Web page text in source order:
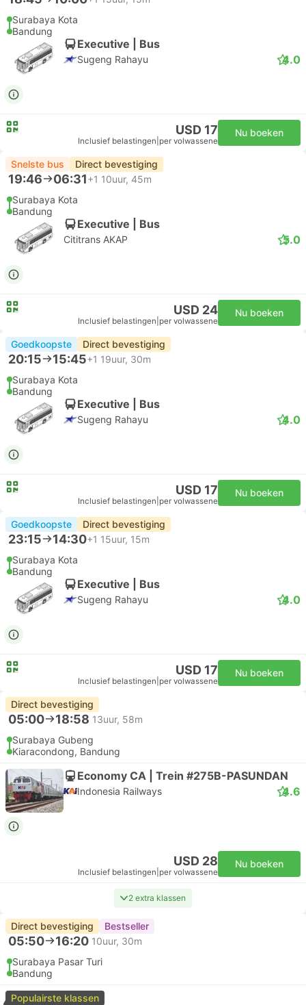
Surabaya Kota
Bandung
Executive | Bus
Sugeng Rahayu 4.0
USD 17
Inclusief belastingen per volwassene
Nu boeken
Snelste bus Direct bevestiging
19:46 06:31+1 10uur, 45m
Surabaya Kota
Bandung
Executive | Bus
Cititrans AKAP 5.0
USD 24
Inclusief belastingen per volwassene
Nu boeken
Goedkoopste Direct bevestiging
20:15 15:45+1 19uur, 30m
Surabaya Kota
Bandung
Executive | Bus
Sugeng Rahayu 4.0
USD 17
Inclusief belastingen per volwassene
Nu boeken
Goedkoopste Direct bevestiging
23:15 14:30+1 15uur, 15m
Surabaya Kota
Bandung
Executive | Bus
Sugeng Rahayu 4.0
USD 17
Inclusief belastingen per volwassene
Nu boeken
Direct bevestiging
05:00 18:58 13uur, 58m
Surabaya Gubeng
Kiaracondong, Bandung
Economy CA | Trein #275B-PASUNDAN
Indonesia Railways 4.6
USD 28
Inclusief belastingen per volwassene
Nu boeken
2 extra klassen
Direct bevestiging Bestseller
05:50 16:20 10uur, 30m
Surabaya Pasar Turi
Bandung
Populairste klassen